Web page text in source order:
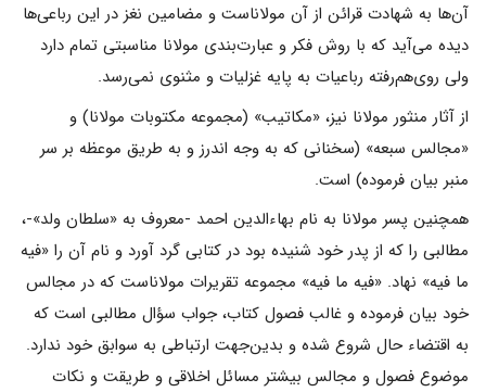
آن‌ها به شهادت قرائن از آن مولاناست و مضامین نغز در این رباعی‌ها
دیده می‌آید که با روش فکر و عبارت‌بندی مولانا مناسبتی تمام دارد
ولی روی‌هم‌رفته رباعیات به پایه غزلیات و مثنوی نمی‌رسد.
از آثار منثور مولانا نیز، «مکاتیب» (مجموعه مکتوبات مولانا) و
«مجالس سبعه» (سخنانی که به وجه‌ اندرز و به طریق موعظه بر سر
منبر بیان فرموده) است.
همچنین پسر مولانا به نام بهاءالدین احمد -معروف به «سلطان ولد»-،
مطالبی را که از پدر خود شنیده بود در کتابی گرد آورد و نام آن را «فیه
ما فیه» نهاد. «فیه ما فیه‌» مجموعه تقریرات مولاناست که در مجالس
خود بیان فرموده و غالب فصول کتاب، جواب سؤال مطالبی است که
به اقتضاء حال شروع شده و بدین‌جهت ارتباطی به سوابق خود ندارد.
موضوع فصول و مجالس بیشتر مسائل اخلاقی و طریقت و نکات